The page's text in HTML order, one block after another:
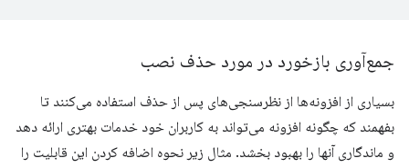
جمع‌آوری بازخورد در مورد حذف نصب
بسیاری از افزونه‌ها از نظرسنجی‌های پس از حذف استفاده می‌کنند تا
بفهمند که چگونه افزونه می‌تواند به کاربران خود خدمات بهتری ارائه دهد
و ماندگاری آنها را بهبود بخشد. مثال زیر نحوه اضافه کردن این قابلیت را